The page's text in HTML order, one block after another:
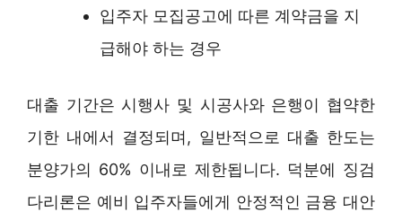
입주자 모집공고에 따른 계약금을 지
급해야 하는 경우
대출 기간은 시행사 및 시공사와 은행이 협약한
기한 내에서 결정되며, 일반적으로 대출 한도는
분양가의 60% 이내로 제한됩니다. 덕분에 징검
다리론은 예비 입주자들에게 안정적인 금융 대안